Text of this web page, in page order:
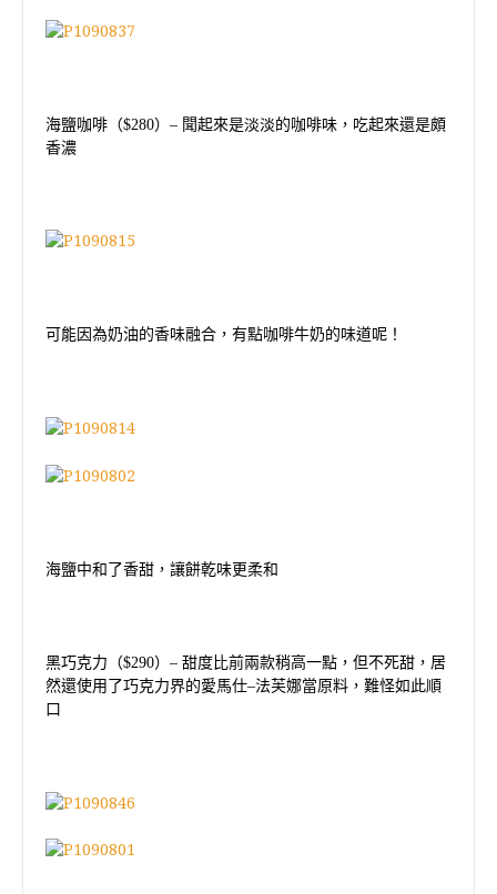
海鹽咖啡（$280） – 聞起來是淡淡的咖啡味，吃起來還是頗
香濃
可能因為奶油的香味融合，有點咖啡牛奶的味道呢！
海鹽中和了香甜，讓餅乾味更柔和
黑巧克力（$290） – 甜度比前兩款稍高一點，但不死甜，居
然還使用了巧克力界的愛馬仕–法芙娜當原料，難怪如此順
口